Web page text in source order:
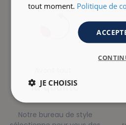
la qualité
Notre bureau de style
tout moment. Politique de
JE CHOISIS